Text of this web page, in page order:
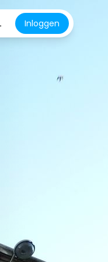
Inloggen